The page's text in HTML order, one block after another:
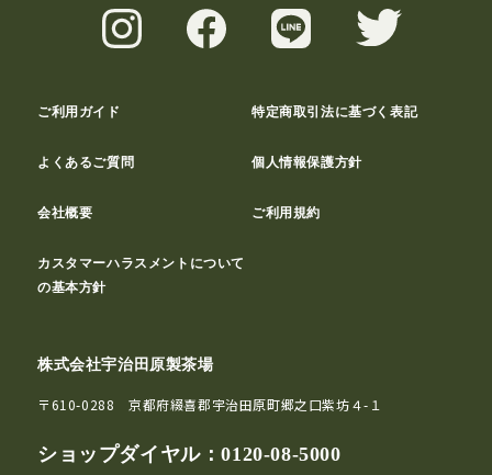
ご利用ガイド 特定商取引法に基づく表記
よくあるご質問 個人情報保護方針
会社概要 ご利用規約
カスタマーハラスメントについて
の基本方針
株式会社宇治田原製茶場
〒610-0288 京都府綴喜郡宇治田原町郷之口紫坊４-１
ショップダイヤル：0120-08-5000